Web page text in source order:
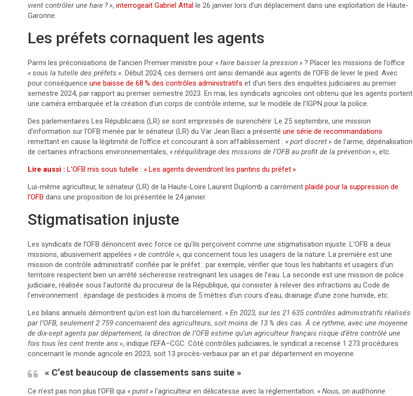
vient contrôler une haie ?», interrogeait Gabriel Attal le 26 janvier lors d’un déplacement dans une exploitation de Haute-
Garonne.
Les préfets cornaquent les agents
Parmi les préconisations de l’ancien Premier ministre pour « faire baisser la pression» ? Placer les missions de l’office
«sous la tutelle des préfets ». Début 2024, ces derniers ont ainsi demandé aux agents de l’OFB de lever le pied. Avec
pour conséquence une baisse de 68 % des contrôles administratifs et d’un tiers des enquêtes judiciaires au premier
semestre 2024, par rapport au premier semestre 2023. En mai, les syndicats agricoles ont obtenu que les agents portent
une caméra embarquée et la création d’un corps de contrôle interne, sur le modèle de l’IGPN pour la police.
Des parlementaires Les Républicains (LR) se sont empressés de surenchérir. Le 25 septembre, une mission
d’information sur l’OFB menée par le sénateur (LR) du Var Jean Baci a présenté une série de recommandations
remettant en cause la légitimité de l’office et concourant à son affaiblissement : «port discret» de l’arme, dépénalisation
de certaines infractions environnementales, «rééquilibrage des missions de l’OFB au profit de la prévention», etc.
Lire aussi : L’OFB mis sous tutelle : «Les agents deviendront les pantins du préfet »
Lui-même agriculteur, le sénateur (LR) de la Haute-Loire Laurent Duplomb a carrément plaidé pour la suppression de
l’OFB dans une proposition de loi présentée le 24 janvier.
Stigmatisation injuste
Les syndicats de l’OFB dénoncent avec force ce qu’ils perçoivent comme une stigmatisation injuste. L’OFB a deux
missions, abusivement appelées «de contrôle », qui concernent tous les usagers de la nature. La première est une
mission de contrôle administratif confiée par le préfet : par exemple, vérifier que tous les habitants et usagers d’un
territoire respectent bien un arrêté sécheresse restreignant les usages de l’eau. La seconde est une mission de police
judiciaire, réalisée sous l’autorité du procureur de la République, qui consister à relever des infractions au Code de
l’environnement : épandage de pesticides à moins de 5 mètres d’un cours d’eau, drainage d’une zone humide, etc.
Les bilans annuels démontrent qu’on est loin du harcèlement. «En 2023, sur les 21 635 contrôles administratifs réalisés
par l’OFB, seulement 2 759 concernaient des agriculteurs, soit moins de 13 % des cas. À ce rythme, avec une moyenne
de dix-sept agents par département, la direction de l’OFB estime qu’un agriculteur français risque d’être contrôlé une
fois tous les cent trente ans », indique l’EFA–CGC. Côté contrôles judiciaires, le syndicat a recensé 1 273 procédures
concernant le monde agricole en 2023, soit 13 procès-verbaux par an et par département en moyenne.
« C’est beaucoup de classements sans suite »
Ce n’est pas non plus l’OFB qui «punit» l’agriculteur en délicatesse avec la réglementation. «Nous, on auditionne